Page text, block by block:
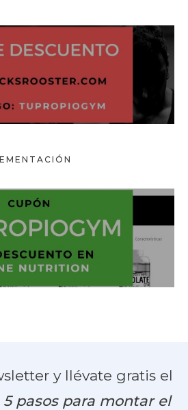
y llévate gratis el
5 pasos para montar el